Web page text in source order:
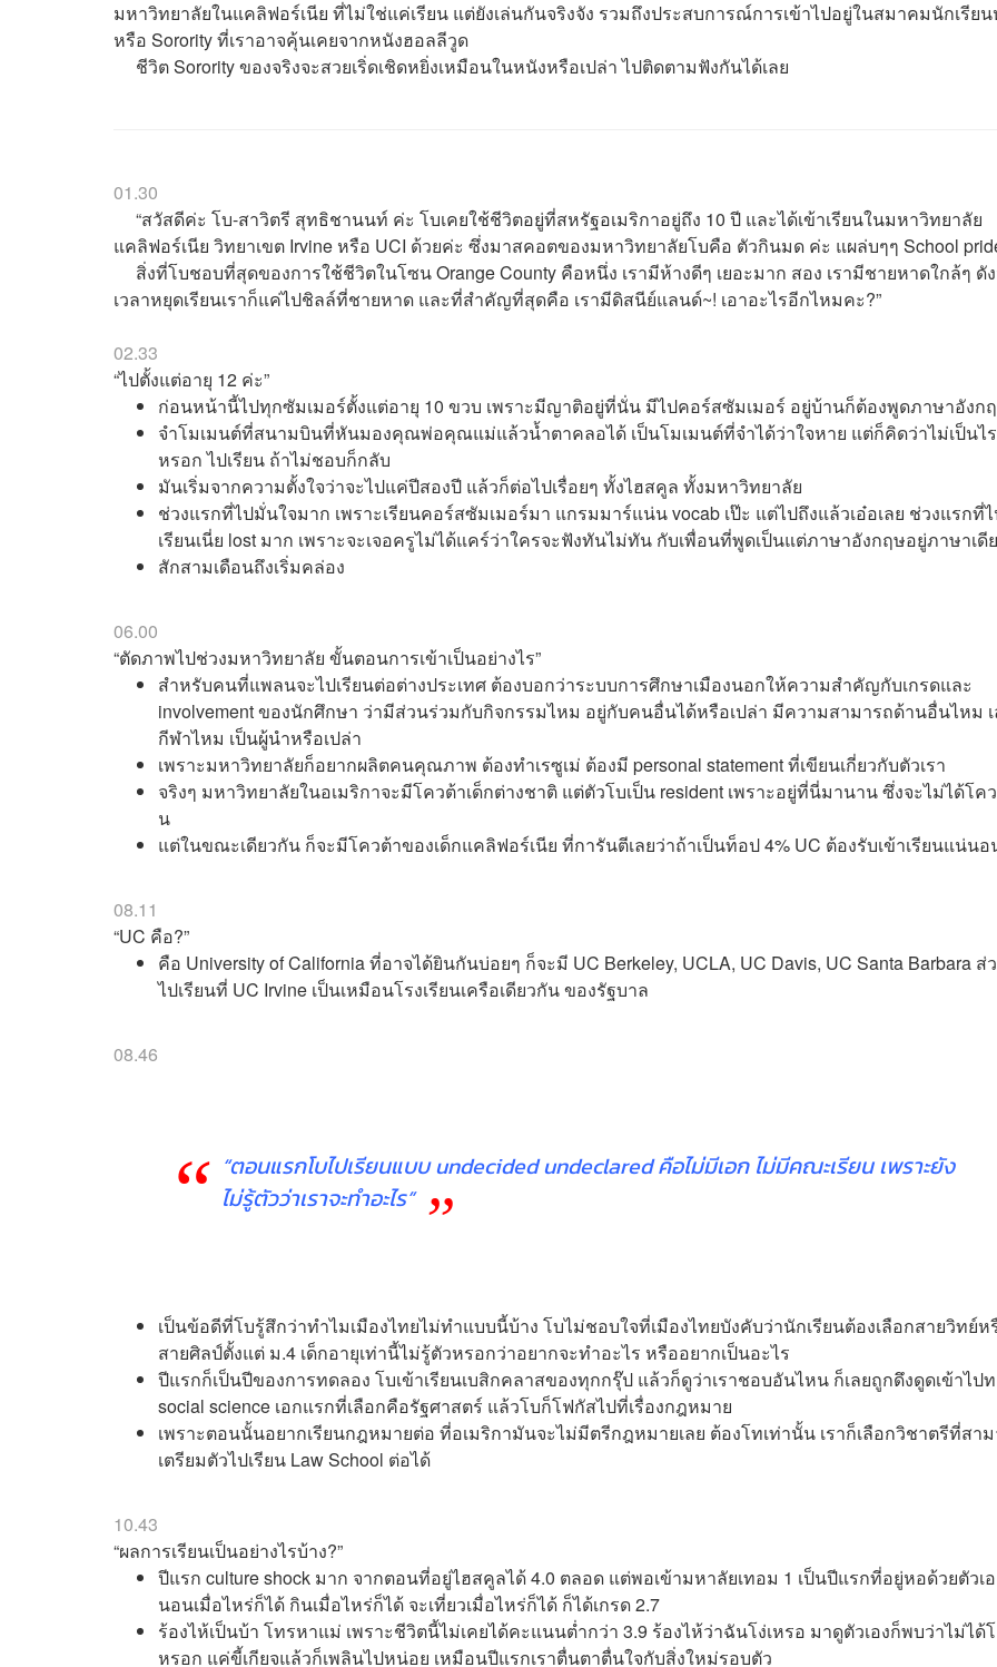
มหาวิทยาลัยในแคลิฟอร์เนีย ที่ไม่ใช่แค่เรียน แต่ยังเล่นกันจริงจัง รวมถึงประสบการณ์การเข้าไปอยู่ในสมาคมนักเรีย
หรือ Sorority ที่เราอาจคุ้นเคยจากหนังฮอลลีวูด
ชีวิต Sorority ของจริงจะสวยเริ่ดเชิดหยิ่งเหมือนในหนังหรือเปล่า ไปติดตามฟังกันได้เลย
01.30
“สวัสดีค่ะ โบ-สาวิตรี สุทธิชานนท์ ค่ะ โบเคยใช้ชีวิตอยู่ที่สหรัฐอเมริกาอยู่ถึง 10 ปี และได้เข้าเรียนในมหาวิทยาลัย
แคลิฟอร์เนีย วิทยาเขต Irvine หรือ UCI ด้วยค่ะ ซึ่งมาสคอตของมหาวิทยาลัยโบคือ ตัวกินมด ค่ะ แผล่บๆๆ School
สิ่งที่โบชอบที่สุดของการใช้ชีวิตในโซน Orange County คือหนึ่ง เรามีห้างดีๆ เยอะมาก สอง เรามีชายหาดใกล้ๆ ดั
เวลาหยุดเรียนเราก็แค่ไปชิลล์ที่ชายหาด และที่สำคัญที่สุดคือ เรามีดิสนีย์แลนด์~! เอาอะไรอีกไหมคะ?”
02.33
“ไปตั้งแต่อายุ 12 ค่ะ”
ก่อนหน้านี้ไปทุกซัมเมอร์ตั้งแต่อายุ 10 ขวบ เพราะมีญาติอยู่ที่นั่น มีไปคอร์สซัมเมอร์ อยู่บ้านก็ต้องพูดภาษาอังก
จำโมเมนต์ที่สนามบินที่หันมองคุณพ่อคุณแม่แล้วน้ำตาคลอได้ เป็นโมเมนต์ที่จำได้ว่าใจหาย แต่ก็คิดว่าไม่เป็นไร
หรอก ไปเรียน ถ้าไม่ชอบก็กลับ
มันเริ่มจากความตั้งใจว่าจะไปแค่ปีสองปี แล้วก็ต่อไปเรื่อยๆ ทั้งไฮสคูล ทั้งมหาวิทยาลัย
ช่วงแรกที่ไปมั่นใจมาก เพราะเรียนคอร์สซัมเมอร์มา แกรมมาร์แน่น vocab เป๊ะ แต่ไปถึงแล้วเอ๋อเลย ช่วงแรกที่
เรียนเนี่ย lost มาก เพราะจะเจอครูไม่ได้แคร์ว่าใครจะฟังทันไม่ทัน กับเพื่อนที่พูดเป็นแต่ภาษาอังกฤษอยู่ภาษาเดี
สักสามเดือนถึงเริ่มคล่อง
06.00
“ตัดภาพไปช่วงมหาวิทยาลัย ขั้นตอนการเข้าเป็นอย่างไร”
สำหรับคนที่แพลนจะไปเรียนต่อต่างประเทศ ต้องบอกว่าระบบการศึกษาเมืองนอกให้ความสำคัญกับเกรดและ
involvement ของนักศึกษา ว่ามีส่วนร่วมกับกิจกรรมไหม อยู่กับคนอื่นได้หรือเปล่า มีความสามารถด้านอื่นไหม
กีฬาไหม เป็นผู้นำหรือเปล่า
เพราะมหาวิทยาลัยก็อยากผลิตคนคุณภาพ ต้องทำเรซูเม่ ต้องมี personal statement ที่เขียนเกี่ยวกับตัวเรา
จริงๆ มหาวิทยาลัยในอเมริกาจะมีโควต้าเด็กต่างชาติ แต่ตัวโบเป็น resident เพราะอยู่ที่นี่มานาน ซึ่งจะไม่ได้โค
น
แต่ในขณะเดียวกัน ก็จะมีโควต้าของเด็กแคลิฟอร์เนีย ที่การันตีเลยว่าถ้าเป็นท็อป 4% UC ต้องรับเข้าเรียนแน่นอ
08.11
“UC คือ?”
คือ University of California ที่อาจได้ยินกันบ่อยๆ ก็จะมี UC Berkeley, UCLA, UC Davis, UC Santa Barbara ส่
ไปเรียนที่ UC Irvine เป็นเหมือนโรงเรียนเครือเดียวกัน ของรัฐบาล
08.46
“ตอนแรกโบไปเรียนแบบ undecided undeclared คือไม่มีเอก ไม่มีคณะเรียน เพราะยัง
ไม่รู้ตัวว่าเราจะทำอะไร”
เป็นข้อดีที่โบรู้สึกว่าทำไมเมืองไทยไม่ทำแบบนี้บ้าง โบไม่ชอบใจที่เมืองไทยบังคับว่านักเรียนต้องเลือกสายวิทย์ห
สายศิลป์ตั้งแต่ ม.4 เด็กอายุเท่านี้ไม่รู้ตัวหรอกว่าอยากจะทำอะไร หรืออยากเป็นอะไร
ปีแรกก็เป็นปีของการทดลอง โบเข้าเรียนเบสิกคลาสของทุกกรุ๊ป แล้วก็ดูว่าเราชอบอันไหน ก็เลยถูกดึงดูดเข้าไป
social science เอกแรกที่เลือกคือรัฐศาสตร์ แล้วโบก็โฟกัสไปที่เรื่องกฎหมาย
เพราะตอนนั้นอยากเรียนกฎหมายต่อ ที่อเมริกามันจะไม่มีตรีกฎหมายเลย ต้องโทเท่านั้น เราก็เลือกวิชาตรีที่สา
เตรียมตัวไปเรียน Law School ต่อได้
10.43
“ผลการเรียนเป็นอย่างไรบ้าง?”
ปีแรก culture shock มาก จากตอนที่อยู่ไฮสคูลได้ 4.0 ตลอด แต่พอเข้ามหาลัยเทอม 1 เป็นปีแรกที่อยู่หอด้วยตัวเ
นอนเมื่อไหร่ก็ได้ กินเมื่อไหร่ก็ได้ จะเที่ยวเมื่อไหร่ก็ได้ ก็ได้เกรด 2.7
ร้องไห้เป็นบ้า โทรหาแม่ เพราะชีวิตนี้ไม่เคยได้คะแนนต่ำกว่า 3.9 ร้องไห้ว่าฉันโง่เหรอ มาดูตัวเองก็พบว่าไม่ได้
หรอก แค่ขี้เกียจแล้วก็เพลินไปหน่อย เหมือนปีแรกเราตื่นตาตื่นใจกับสิ่งใหม่รอบตัว